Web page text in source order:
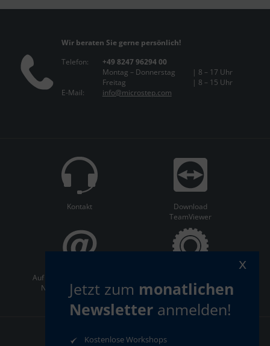
Wir beraten Sie gerne persönlich!
Telefon:
+49 8247 96294 00
Montag – Donnerstag
| 8 – 17 Uhr
Freitag
| 8 – 15 Uhr
E-Mail:
info@microstep.com
Kontakt
Download
TeamViewer
Auf dem Laufenden bleiben:
Newsletter abonnieren
Jetzt zum monatlichen
Newsletter anmelden!
Kostenlose Workshops
x